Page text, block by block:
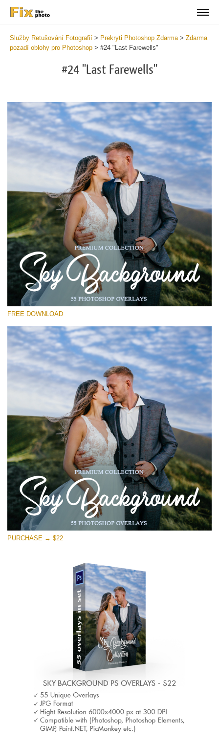
Služby Retušování Fotografií > Prekryti Photoshop Zdarma> Zdarma
pozadí oblohy pro Photoshop > #24 "Last Farewells"
#24 "Last Farewells"
Prosím vyberte
Free Photoshop Overlay #24
Small 800*533px
Sky Background
(55 Overlays)
Luxury Wedding
(373 Overlays)
Large 6000*4000px
(1783 Overlays)
Large 6000*4000px
Stažení zdarma
FREE DOWNLOAD
PURCHASE → $22